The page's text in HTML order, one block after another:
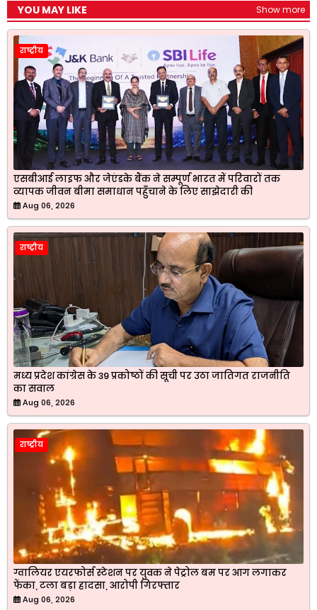
YOU MAY LIKE Show more
राष्ट्रीय
एसबीआई लाइफ और जेएंडके बैंक ने सम्पूर्ण भारत में परिवारों तक
व्यापक जीवन बीमा समाधान पहुँचाने के लिए साझेदारी की
Aug 06, 2026
राष्ट्रीय
मध्य प्रदेश कांग्रेस के 39 प्रकोष्ठों की सूची पर उठा जातिगत राजनीति
का सवाल
Aug 06, 2026
राष्ट्रीय
ग्वालियर एयरफोर्स स्टेशन पर युवक ने पेट्रोल बम पर आग लगाकर
फेंका, टला बड़ा हादसा, आरोपी गिरफ्तार
Aug 06, 2026